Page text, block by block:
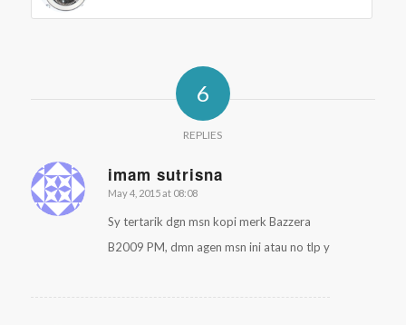
6
REPLIES
imam sutrisna
says:
May 4, 2015 at 08:08
Sy tertarik dgn msn kopi merk Bazzera
B2009 PM, dmn agen msn ini atau no tlp y